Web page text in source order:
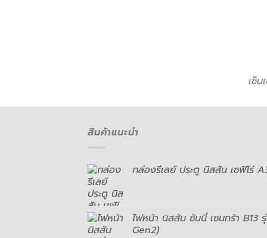
เซ็
สินค้าแนะนำ
กล่องรีเลย์ ประตู นิสสัน เซฟิโร่
ไฟหน้า นิสสัน ซันนี่ เซนทร้า B13
Gen2)